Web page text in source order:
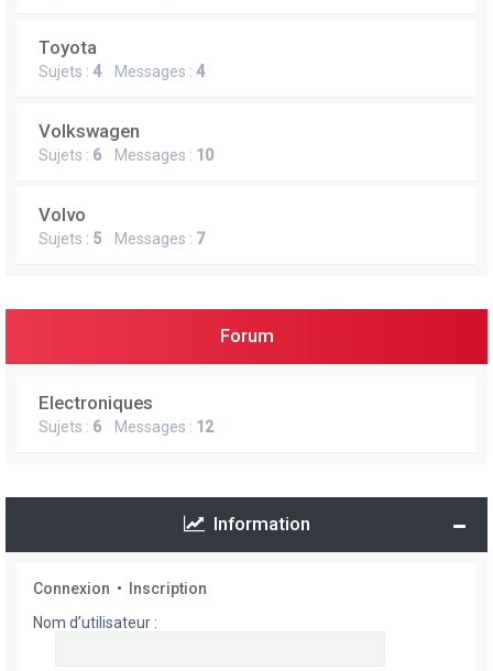
Toyota
Sujets : 4Messages : 4
Volkswagen
Sujets : 6 Messages : 10
Volvo
Sujets : 5 Messages : 7
Forum
Electroniques
Sujets : 6 Messages : 12
Information
Connexion •
Inscription
Nom d’utilisateur :